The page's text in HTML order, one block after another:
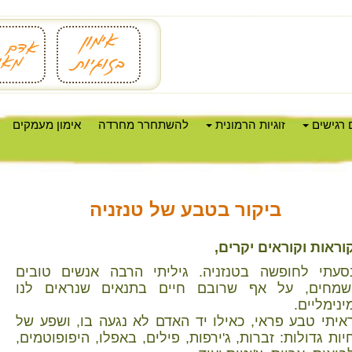
רגישים זוגיות הרמונית להשתחרר מחרדה אימון מעמקים
ביקור בטבע של טנזניה
וקוראים יקרים,
לחופשה בטנזניה. גיליתי הרבה אנשים טובים
על אף שרובם חיים בתנאים שנראים לנו
טבע פראי, כאילו יד האדם לא נגעה בו, ושפע של
גדולות: זברות, ג'ירפות, פילים, באפלו, היפופוטמים,